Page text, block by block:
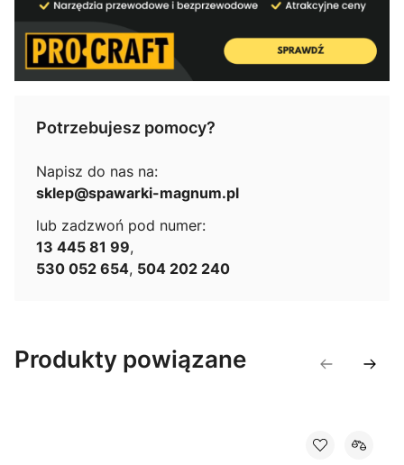
Potrzebujesz pomocy?
Napisz do nas na:
sklep@spawarki-magnum.pl
lub zadzwoń pod numer:
13 445 81 99,
530 052 654, 504 202 240
Produkty powiązane